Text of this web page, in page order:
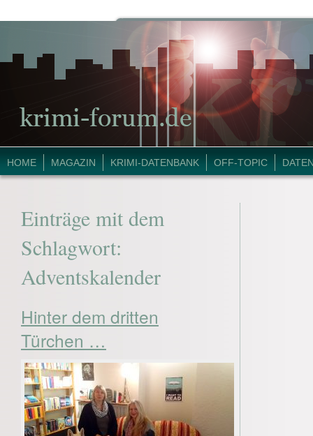
HOME MAGAZIN KRIMI-DATENBANK OFF-TOPIC
Einträge mit dem
Schlagwort:
Adventskalender
Hinter dem dritten
Türchen …